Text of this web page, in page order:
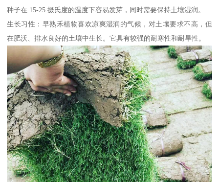
种子在 15-25 摄氏度的温度下容易发芽，同时需要保持土壤湿润。
生长习性：早熟禾植物喜欢凉爽湿润的气候，对土壤要求不高，但
在肥沃、排水良好的土壤中生长。它具有较强的耐寒性和耐旱性。